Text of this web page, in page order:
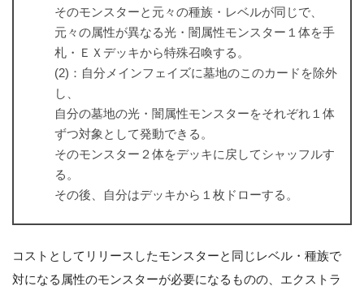
そのモンスターと元々の種族・レベルが同じで、
元々の属性が異なる光・闇属性モンスター１体を手
札・ＥＸデッキから特殊召喚する。
(2)：自分メインフェイズに墓地のこのカードを除外
し、
自分の墓地の光・闇属性モンスターをそれぞれ１体
ずつ対象として発動できる。
そのモンスター２体をデッキに戻してシャッフルす
る。
その後、自分はデッキから１枚ドローする。
コストとしてリリースしたモンスターと同じレベル・種族で
対になる属性のモンスターが必要になるものの、エクストラ